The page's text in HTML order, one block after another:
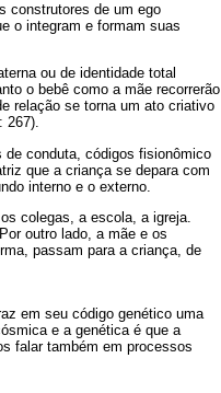
construtores de um ego
o integram e formam suas
ou de identidade total
o bebê como a mãe recorrerão
relação se torna um ato criativo
267).
conduta, códigos fisionômico
que a criança se depara com
interno e o externo.
colegas, a escola, a igreja.
outro lado, a mãe e os
passam para a criança, de
em seu código genético uma
e a genética é que a
falar também em processos